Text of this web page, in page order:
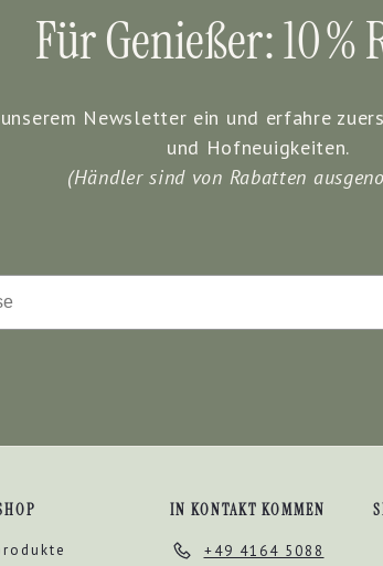
Für Genießer: 10 %
Newsletter ein und erfahre
und Hofneuigkeiten.
(Händler sind von Rabatten
IN KONTAKT KOMMEN
+49 4164 5088